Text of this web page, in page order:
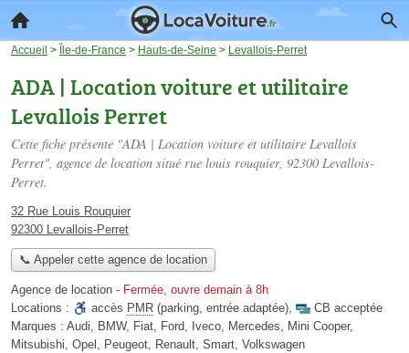
Accueil > Île-de-France > Hauts-de-Seine > Levallois-Perret
ADA | Location voiture et utilitaire
Levallois Perret
Cette fiche présente "ADA | Location voiture et utilitaire Levallois
Perret", agence de location situé rue louis rouquier, 92300 Levallois-
Perret.
32 Rue Louis Rouquier
92300 Levallois-Perret
📞 Appeler cette agence de location
Agence de location - Fermée, ouvre demain à 8h
Locations :
accès PMR (parking, entrée adaptée),
CB acceptée
Marques : Audi, BMW, Fiat, Ford, Iveco, Mercedes, Mini Cooper,
Mitsubishi, Opel, Peugeot, Renault, Smart, Volkswagen